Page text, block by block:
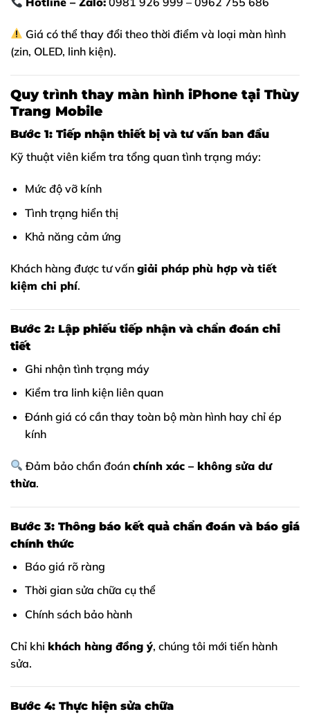
Giá có thể thay đổi theo thời điểm và loại màn hình
(zin, OLED, linh kiện).
Quy trình thay màn hình iPhone tại Thùy
Trang Mobile
Bước 1: Tiếp nhận thiết bị và tư vấn ban đầu
Kỹ thuật viên kiểm tra tổng quan tình trạng máy:
Mức độ vỡ kính
Tình trạng hiển thị
Khả năng cảm ứng
Khách hàng được tư vấn giải pháp phù hợp và tiết
kiệm chi phí.
Bước 2: Lập phiếu tiếp nhận và chẩn đoán chi
tiết
Ghi nhận tình trạng máy
Kiểm tra linh kiện liên quan
Đánh giá có cần thay toàn bộ màn hình hay chỉ ép
kính
Đảm bảo chẩn đoánchính xác – không sửa dư
thừa.
Bước 3: Thông báo kết quả chẩn đoán và báo giá
chính thức
Báo giá rõ ràng
Thời gian sửa chữa cụ thể
Chính sách bảo hành
Chỉ khi khách hàng đồng ý, chúng tôi mới tiến hành
sửa.
Bước 4: Thực hiện sửa chữa